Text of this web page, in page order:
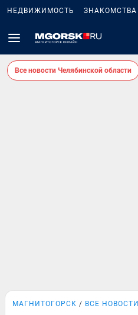
НЕДВИЖИМОСТЬ ЗНАКОМСТВА
Все новости Челябинской области
МАГНИТОГОРСК ВСЕ НОВОСТИ